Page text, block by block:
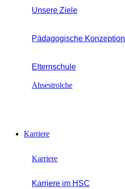
Unsere Ziele
Pädagogische Konzeption
Elternschule
Ahsestrolche
Karriere
Karriere
Karriere im HSC